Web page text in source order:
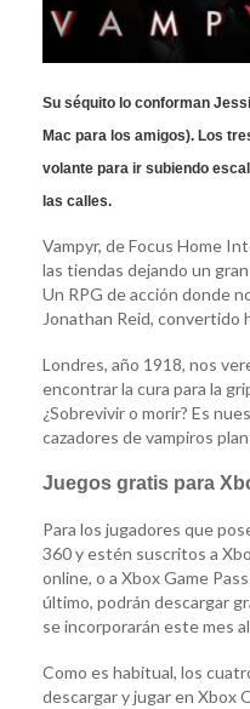
Su séquito lo conforman
Mac para los amigos). Los
volante para ir subiendo
las calles.
Vampyr, de Focus Home
las tiendas dejando un
Un RPG de acción donde
Jonathan Reid, convertido
Londres, año 1918, nos
encontrar la cura para la
¿Sobrevivir o morir? Es
cazadores de vampiros
Juegos gratis para
Para los jugadores que
360 y estén suscritos a
online, o a Xbox Game
último, podrán descargar
se incorporarán este mes
Como es habitual, los
descargar y jugar en Xbox